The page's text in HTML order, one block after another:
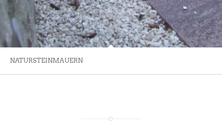
NATURSTEINMAUERN